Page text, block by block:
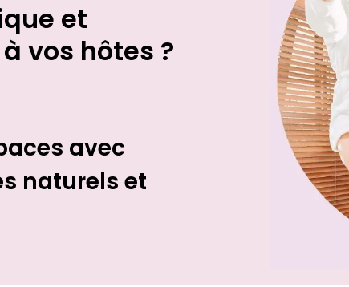
et
vos hôtes ?
avec
naturels et